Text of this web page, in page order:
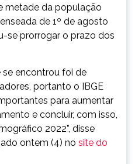
metade da população
de 1º de agosto
se prorrogar o prazo dos
se encontrou foi de
portanto o IBGE
para aumentar
e concluir, com isso,
2022”, disse
ontem (4) no site do